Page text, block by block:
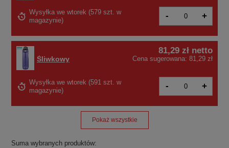
Wysyłka we wtorek (579 szt. w
magazynie)
- +
Śliwkowy
81,29 zł netto
Cena sugerowana: 81,29 zł
Wysyłka we wtorek (591 szt. w
magazynie)
- +
Pokaż wszystkie
Suma wybranych produktów: